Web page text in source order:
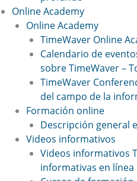
Online Academy
Online Academy
TimeWaver Online
Calendario de
sobre TimeWaver –
TimeWaver
del campo de la
Formación online
Descripción general
Videos informativos
Videos informativos
informativas en línea